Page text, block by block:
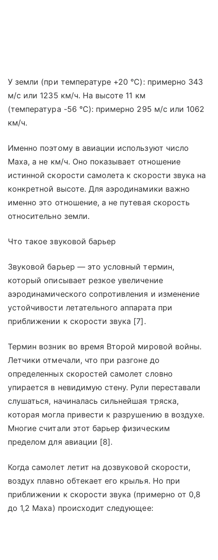
У земли (при температуре +20 °C): примерно 343
м/с или 1235 км/ч. На высоте 11 км
(температура -56 °C): примерно 295 м/с или 1062
км/ч.
Именно поэтому в авиации используют число
Маха, а не км/ч. Оно показывает отношение
истинной скорости самолета к скорости звука на
конкретной высоте. Для аэродинамики важно
именно это отношение, а не путевая скорость
относительно земли.
Что такое звуковой барьер
Звуковой барьер — это условный термин,
который описывает резкое увеличение
аэродинамического сопротивления и изменение
устойчивости летательного аппарата при
приближении к скорости звука [7].
Термин возник во время Второй мировой войны.
Летчики отмечали, что при разгоне до
определенных скоростей самолет словно
упирается в невидимую стену. Рули переставали
слушаться, начиналась сильнейшая тряска,
которая могла привести к разрушению в воздухе.
Многие считали этот барьер физическим
пределом для авиации [8].
Когда самолет летит на дозвуковой скорости,
воздух плавно обтекает его крылья. Но при
приближении к скорости звука (примерно от 0,8
до 1,2 Маха) происходит следующее: